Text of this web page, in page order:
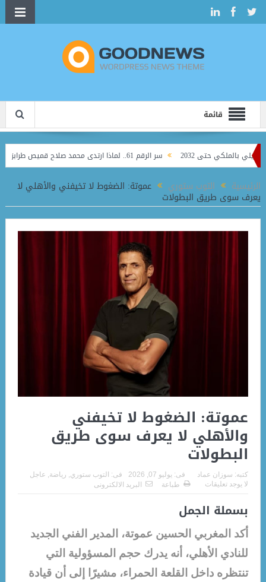
قائمة
حتى 2032 سر الرقم 61.. لماذا ارتدى محمد صلاح قميص طرابزون قبل الظهور الرسمي؟
الرئيسية التوب ستوري عموتة: الضغوط لا تخيفني والأهلي لا
يعرف سوى طريق البطولات
عموتة: الضغوط لا تخيفني
والأهلي لا يعرف سوى طريق
البطولات
كتبه: سوزان عماد فى: يوليو 07, 2026 فى: التوب ستوري, رياضة, عاجل
لا يوجد تعليقات
طباعة البريد الالكترونى
بسملة الجمل
أكد المغربي الحسين عموتة، المدير الفني الجديد
للنادي الأهلي، أنه يدرك حجم المسؤولية التي
تنتظره داخل القلعة الحمراء، مشيرًا إلى أن قيادة